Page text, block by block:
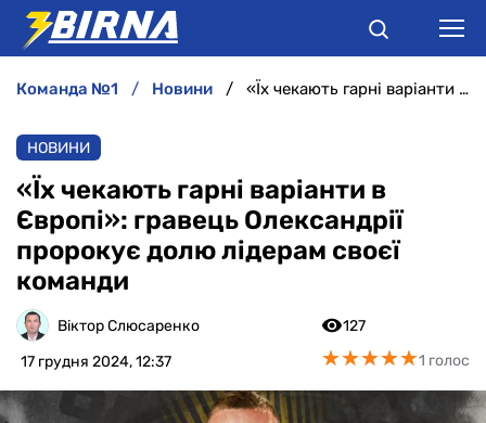
АНАЛІТИКА
ІНТЕРВ'Ю
РІЗНЕ
БУКМЕКЕРИ
команда №1 новини «Їх чекають гарні варіанти в Європі»: гравець Олександрії пророкує долю лідерам своєї команди
НОВИНИ
«Їх чекають гарні варіанти в
Європі»: гравець Олександрії
пророкує долю лідерам своєї
команди
Віктор Слюсаренко
17 грудня 2024, 12:37
127
★★★★★
★★★★★1 голос